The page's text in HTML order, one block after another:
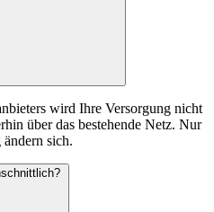
wird Ihre Versorgung nicht
über das bestehende Netz. Nur
sich.